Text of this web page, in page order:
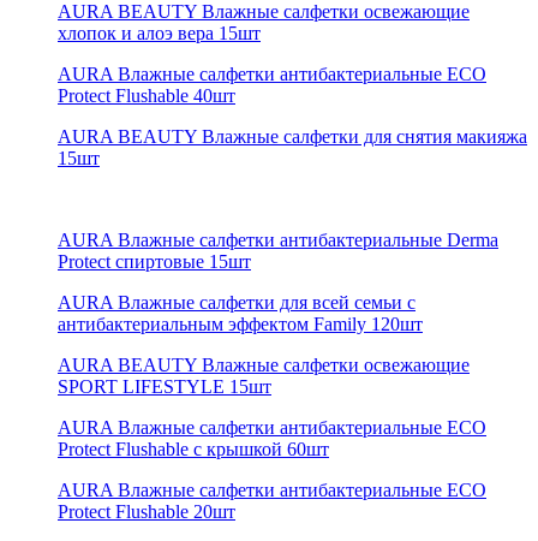
AURA BEAUTY Влажные салфетки освежающие
хлопок и алоэ вера 15шт
AURA Влажные салфетки антибактериальные ECO
Protect Flushable 40шт
AURA BEAUTY Влажные салфетки для снятия макияжа
15шт
AURA Влажные салфетки антибактериальные Derma
Protect спиртовые 15шт
AURA Влажные салфетки для всей семьи с
антибактериальным эффектом Family 120шт
AURA BEAUTY Влажные салфетки освежающие
SPORT LIFESTYLE 15шт
AURA Влажные салфетки антибактериальные ECO
Protect Flushable с крышкой 60шт
AURA Влажные салфетки антибактериальные ECO
Protect Flushable 20шт